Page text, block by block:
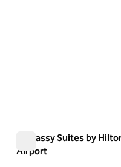
Embassy Suites by
Airport